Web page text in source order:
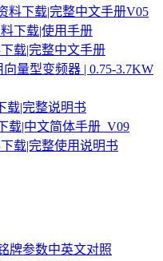
料下载|完整中文手册V05
下载|使用手册
载|完整中文手册
量型变频器 | 0.75-3.7KW
载|完整说明书
载|中文简体手册_V09
载|完整使用说明书
牌参数中英文对照